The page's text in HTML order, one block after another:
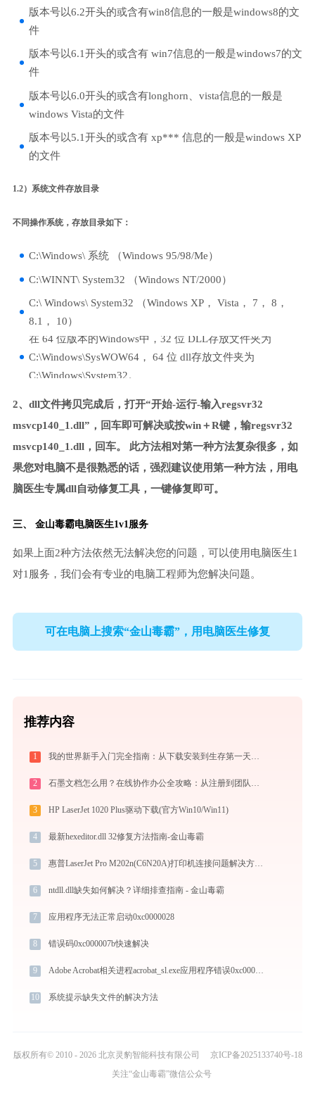
版本号以6.2开头的或含有win8信息的一般是windows8的文
件
版本号以6.1开头的或含有 win7信息的一般是windows7的文
件
版本号以6.0开头的或含有longhorn、vista信息的一般是
windows Vista的文件
版本号以5.1开头的或含有 xp*** 信息的一般是windows XP
的文件
1.2）系统文件存放目录
不同操作系统，存放目录如下：
C:\Windows\ 系统 （Windows 95/98/Me）
C:\WINNT\ System32 （Windows NT/2000）
C:\ Windows\ System32 （Windows XP， Vista， 7， 8，
8.1， 10）
在 64 位版本的Windows中，32 位 DLL存放文件夹为
C:\Windows\SysWOW64， 64 位 dll存放文件夹为
C:\Windows\System32。
2、dll文件拷贝完成后，打开“开始-运行-输入regsvr32
msvcp140_1.dll”，回车即可解决或按win＋R键，输regsvr32
msvcp140_1.dll，回车。 此方法相对第一种方法复杂很多，如
果您对电脑不是很熟悉的话，强烈建议使用第一种方法，用电
脑医生专属dll自动修复工具，一键修复即可。
三、 金山毒霸电脑医生1v1服务
如果上面2种方法依然无法解决您的问题，可以使用电脑医生1
对1服务，我们会有专业的电脑工程师为您解决问题。
可在电脑上搜索“金山毒霸”，用电脑医生修复
推荐内容
1 我的世界新手入门完全指南：从下载安装到生存第一天，一篇讲透
2 石墨文档怎么用？在线协作办公全攻略：从注册到团队高效协同
3 HP LaserJet 1020 Plus驱动下载(官方Win10/Win11)
4 最新hexeditor.dll 32修复方法指南-金山毒霸
5 惠普LaserJet Pro M202n(C6N20A)打印机连接问题解决方法-金山毒霸
6 ntdll.dll缺失如何解决？详细排查指南 - 金山毒霸
7 应用程序无法正常启动0xc0000028
8 错误码0xc000007b快速解决
9 Adobe Acrobat相关进程acrobat_sl.exe应用程序错误0xc000007b解决方法
10 系统提示缺失文件的解决方法
版权所有© 2010 - 2026 北京灵豹智能科技有限公司
京ICP备2025133740号-18
关注“金山毒霸”微信公众号